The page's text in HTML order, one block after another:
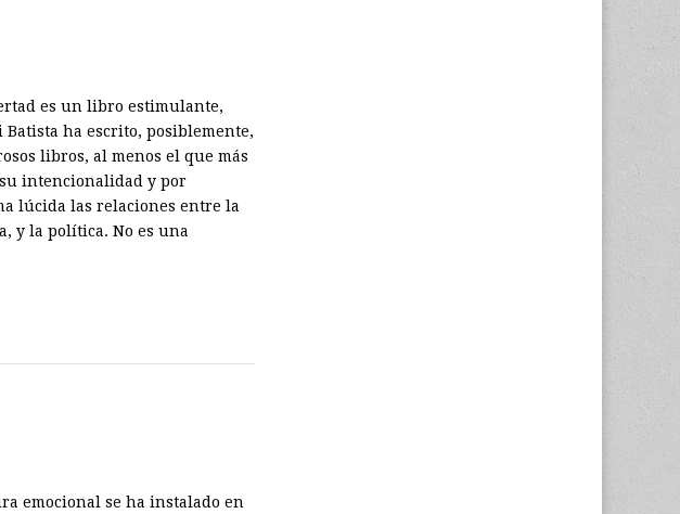
es un libro estimulante,
ha escrito, posiblemente,
libros, al menos el que más
intencionalidad y por
lúcida las relaciones entre la
y la política. No es una
emocional se ha instalado en